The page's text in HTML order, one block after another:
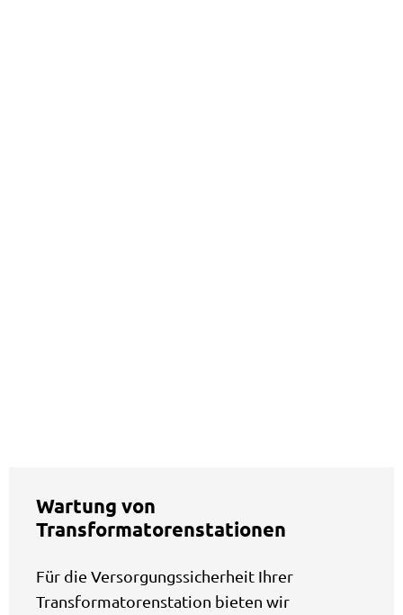
Wartung von
Transformatorenstationen
Für die Versorgungssicherheit Ihrer
Transformatorenstation bieten wir